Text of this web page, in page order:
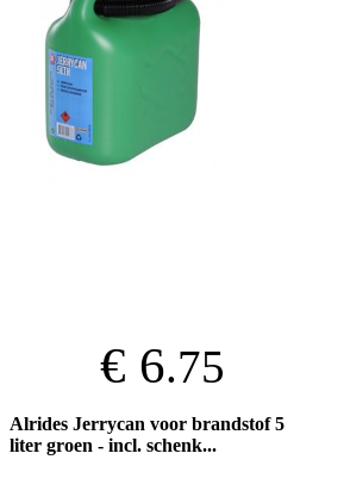
€ 6.75
Alrides Jerrycan voor brandstof 5
liter groen - incl. schenk...